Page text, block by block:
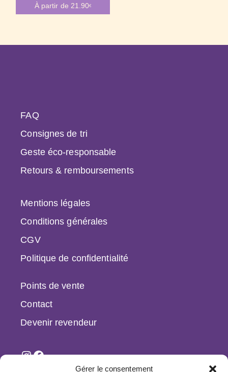
Gérer le consentement
À partir de 21.90€
FAQ
Consignes de tri
Geste éco-responsable
Retours & remboursements
Mentions légales
Conditions générales
CGV
Politique de confidentialité
Points de vente
Contact
Devenir revendeur